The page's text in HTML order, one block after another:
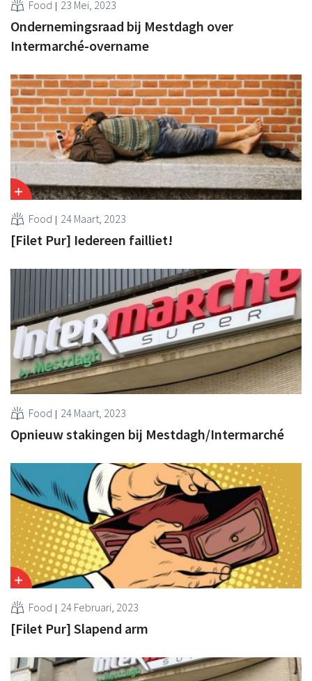
Food 23 Mei, 2023
Ondernemingsraad bij Mestdagh over
Intermarché-overname
Food 24 Maart, 2023
[Filet Pur] Iedereen failliet!
Food 24 Maart, 2023
Opnieuw stakingen bij Mestdagh/Intermarché
Food 24 Februari, 2023
[Filet Pur] Slapend arm